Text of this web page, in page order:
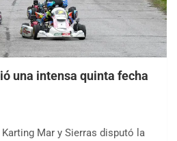
una intensa quinta fecha
Mar y Sierras disputó la